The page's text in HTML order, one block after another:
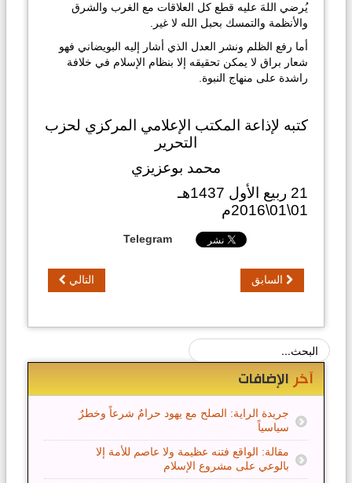
يُرضي اللهَ عليه قطع كل العلاقات مع الغرب والشرق
والأنظمة والتمسك بحبل الله لا غير.
أما رفع الظلم ونشر العدل الذي أشار إليه البويضاني فهو
شعار براق لا يمكن تحقيقه إلا بنظام الإسلام في خلافة
راشدة على منهاج النبوة.
كتبه لإذاعة المكتب الإعلامي المركزي لحزب
التحرير
محمد بوعزيزي
21 ربيع الأول 1437هـ
01\01\2016م
Telegram
السابق التالي
آخر الإضافات
جريدة الراية: الصلح مع يهود حرامٌ شرعاً وخطرٌ
سياسياً
مقالة: الواقع فتنه عظيمة ولا عاصم للأمة إلا
بالوعي على مشروع الإسلام